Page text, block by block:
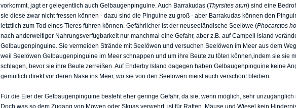
vorkommt, jagt er gelegentlich auch Gelbaugenpinguine. Auch Barrakudas (Thyrsites atun) sind eine
sie diese zwar nicht fressen können - dazu sind die Pinguine zu groß - aber Barrakudas können den
letztlich zum Tod eines Tieres führen können. Gefährlicher ist der neuseeländische Seelöwe (Phocarctos
nach anderweitiger Nahrungsverfügbarkeit nur manchmal eine Gefahr, aber z.B. auf Campell Island
Gelbaugenpinguine. Sie vermeiden Strände mit Seelöwen und versuchen Seelöwen im Meer aus dem
weil Seelöwen Gelbaugenpinguine im Meer schnappen und um ihre Beute zu töten können,indem sie sie
schlagen, bevor sie ihre Beute zerreißen. Auf Enderby Island dagegen haben Gelbaugenpinguine keine
gemütlich direkt vor deren Nase ins Meer, wo sie von den Seelöwen meist auch verschont bleiben.
Für die Eier der Gelbaugenpinguine besteht eher geringe Gefahr, da sie, wenn möglich, sehr
Doch was so dem Zugang von Möwen oder Skuas verwehrt, ist für Ratten, Mäuse und Wiesel kein